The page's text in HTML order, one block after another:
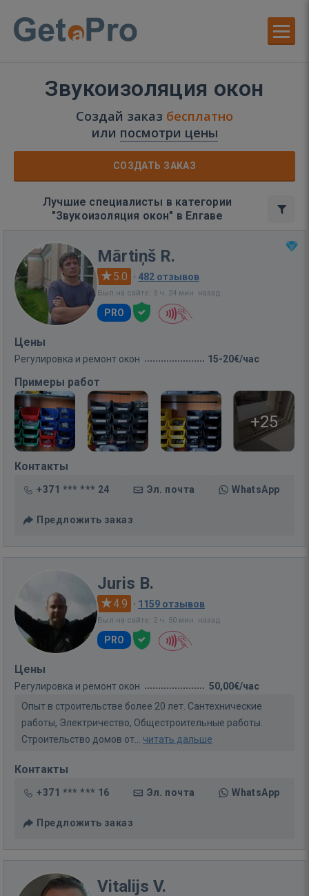
Звукоизоляция окон
Создай заказ бесплатно
или посмотри цены
СОЗДАТЬ ЗАКАЗ
Лучшие специалисты в категории
"Звукоизоляция окон" в Елгаве
Mārtiņš R.
5.0 · 482 отзывов
Был на сайте: 3 ч. 24 мин. назад
PRO
Цены
Регулировка и ремонт окон 15-20€/час
Примеры работ
+25
Контакты
+371 *** *** 24 Эл. почта WhatsApp
Предложить заказ
Juris B.
4.9 · 1159 отзывов
Был на сайте: 2 ч. 50 мин. назад
PRO
Цены
Регулировка и ремонт окон
50,00€/час
Опыт в строительстве более 20 лет. Сантехнические
работы, Электричество, Общестроительные работы.
Строительство домов от... читать дальше
Контакты
+371 *** *** 16 Эл. почта WhatsApp
Предложить заказ
Vitalijs V.